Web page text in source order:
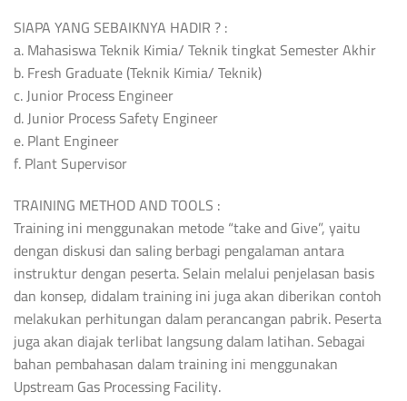
SIAPA YANG SEBAIKNYA HADIR ? :
a. Mahasiswa Teknik Kimia/ Teknik tingkat Semester Akhir
b. Fresh Graduate (Teknik Kimia/ Teknik)
c. Junior Process Engineer
d. Junior Process Safety Engineer
e. Plant Engineer
f. Plant Supervisor
TRAINING METHOD AND TOOLS :
Training ini menggunakan metode “take and Give”, yaitu
dengan diskusi dan saling berbagi pengalaman antara
instruktur dengan peserta. Selain melalui penjelasan basis
dan konsep, didalam training ini juga akan diberikan contoh
melakukan perhitungan dalam perancangan pabrik. Peserta
juga akan diajak terlibat langsung dalam latihan. Sebagai
bahan pembahasan dalam training ini menggunakan
Upstream Gas Processing Facility.